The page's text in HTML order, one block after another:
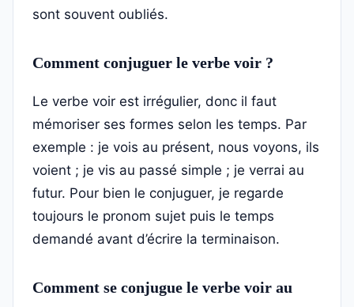
sont souvent oubliés.
Comment conjuguer le verbe voir ?
Le verbe voir est irrégulier, donc il faut
mémoriser ses formes selon les temps. Par
exemple : je vois au présent, nous voyons, ils
voient ; je vis au passé simple ; je verrai au
futur. Pour bien le conjuguer, je regarde
toujours le pronom sujet puis le temps
demandé avant d’écrire la terminaison.
Comment se conjugue le verbe voir au